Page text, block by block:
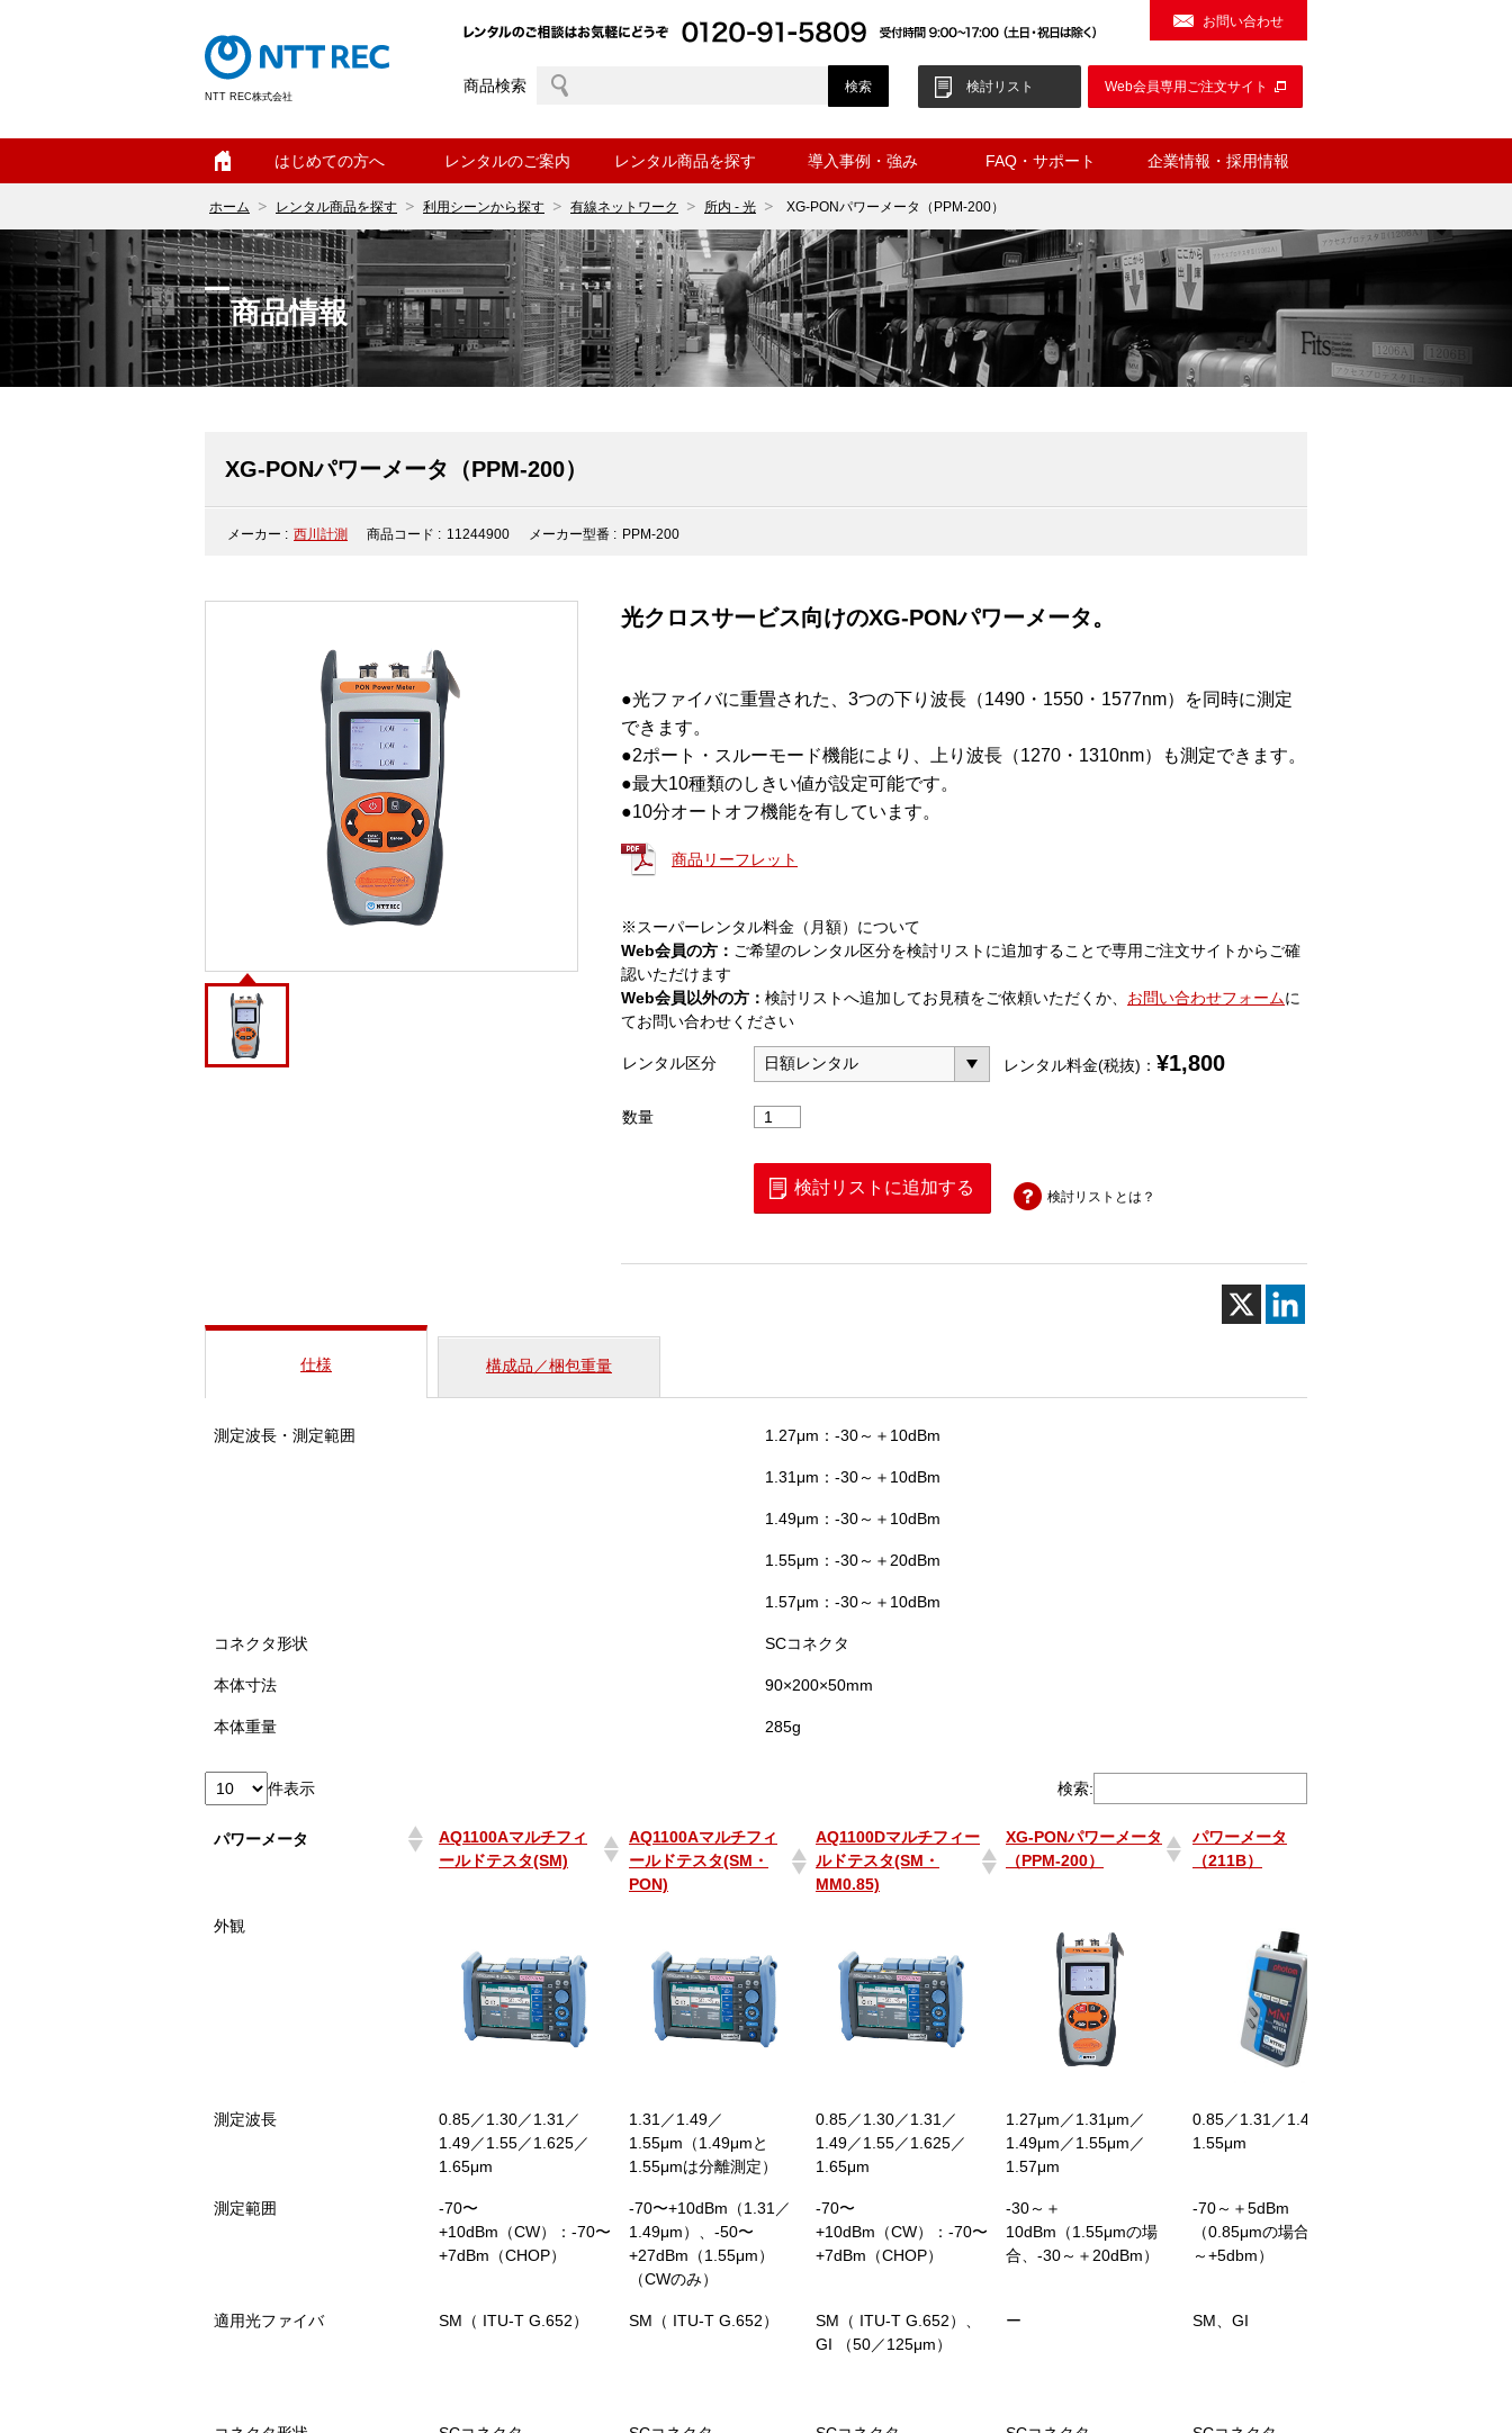
NTT REC株式会社
お問い合わせ
商品検索 検討リスト Web会員専用ご注文サイト
はじめての方へ レンタルのご案内 レンタル商品を探す 導入事例・強み FAQ・サポート 企業情報・採用情報
ホーム レンタル商品を探す 利用シーンから探す 有線ネットワーク 所内 - 光 XG-PONパワーメータ（PPM-200）
商品情報
XG-PONパワーメータ（PPM-200）
メーカー : 西川計測 商品コード : 11244900 メーカー型番 : PPM-200
光クロスサービス向けのXG-PONパワーメータ。
●光ファイバに重畳された、3つの下り波長（1490・1550・1577nm）を同時に測定
できます。
●2ポート・スルーモード機能により、上り波長（1270・1310nm）も測定できます。
●最大10種類のしきい値が設定可能です。
●10分オートオフ機能を有しています。
商品リーフレット
※スーパーレンタル料金（月額）について
Web会員の方： ご希望のレンタル区分を検討リストに追加することで専用ご注文サイトからご確
認いただけます
Web会員以外の方： 検討リストへ追加してお見積をご依頼いただくか、 お問い合わせフォームに
てお問い合わせください
レンタル区分 レンタル料金(税抜)： ¥1,800
数量
XG-
パ
ー
検討リストに追加する 検討リストとは？
仕様 構成品／梱包重量
測定波長・測定範囲 1.27μm：-30～＋10dBm
1.31μm：-30～＋10dBm
1.49μm：-30～＋10dBm
1.55μm：-30～＋20dBm
1.57μm：-30～＋10dBm
コネクタ形状 SCコネクタ
本体寸法 90×200×50mm
本体重量 285g
件表示 検索:
パワーメータ
AQ1100Aマルチフィ
ールドテスタ(SM)
AQ1100Aマルチフィ
ールドテスタ(SM・
PON)
AQ1100Dマルチフィー
ルドテスタ(SM・
MM0.85)
XG-PONパワーメータ
（PPM-200）
パワーメータ
（211B）
パワーメータ
PON)
MM0.85)
（PPM-200）
外観
測定波長
0.85／1.30／1.31／
1.49／1.55／1.625／
1.65μm
1.31／1.49／
1.55μm（1.49μmと
1.55μmは分離測定）
0.85／1.30／1.31／
1.49／1.55／1.625／
1.65μm
1.27μm／1.31μm／
1.49μm／1.55μm／
1.57μm
0.85／1.31／1.49／
1.55μm
測定範囲
-70〜
+10dBm（CW）：-70〜
+7dBm（CHOP）
-70〜+10dBm（1.31／
1.49μm）、-50〜
+27dBm（1.55μm）
（CWのみ）
-70〜
+10dBm（CW）：-70〜
+7dBm（CHOP）
-30～＋
10dBm（1.55μmの場
合、-30～＋20dBm）
-70～＋5dBm
（0.85μmの場合、-65
～+5dbm）
適用光ファイバ SM（ ITU-T G.652） SM（ ITU-T G.652）
SM（ ITU-T G.652）、
GI （50／125μm）
ー SM、GI